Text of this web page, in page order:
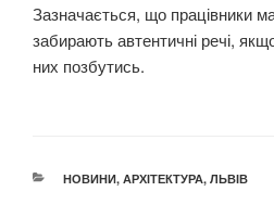
Зазначається, що працівники
забирають автентичні речі,
них позбутись.
КАТЕГОРІЇ
НОВИНИ, АРХІТЕКТУРА, ЛЬВІВ